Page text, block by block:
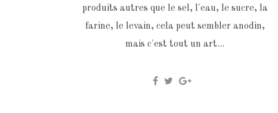
produits autres que le sel, l'eau, le sucre, la
farine, le levain, cela peut sembler anodin,
mais c'est tout un art...